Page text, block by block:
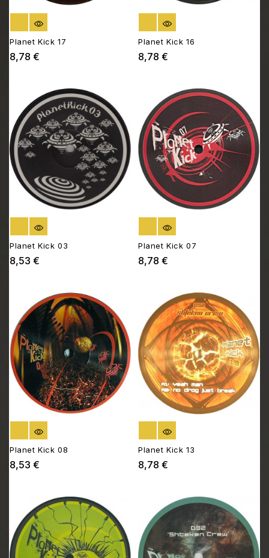
RUPTURE DE STOCK
Planet Kick 17
8,78 €
RUPTURE DE STOCK
Planet Kick 16
8,78 €
RUPTURE DE STOCK
Planet Kick 03
8,53 €
RUPTURE DE STOCK
Planet Kick 07
8,78 €
RUPTURE DE STOCK
Planet Kick 08
8,53 €
RUPTURE DE STOCK
Planet Kick 13
8,78 €